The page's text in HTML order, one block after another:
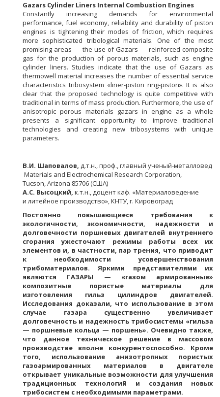
Gazars Cylinder Liners Internal Combustion Engines
Constantly increasing demands for environmental
performance, fuel economy, reliability and durability of piston
engines is tightening their modes of friction, which requires
more sophisticated tribological materials. One of the most
promising areas — the use of Gazars — reinforced composite
gas for the production of porous materials, such as engine
cylinder liners. Studies indicate that the use of Gazars as
thermowell material increases the number of essential service
characteristics tribosystem «liner-piston ring-piston». It is also
clear that the proposed technology is quite competitive with
traditional in terms of mass production. Furthermore, the use of
anisotropic porous materials gazars in engine as a whole
presents a significant opportunity to improve traditional
technologies and creating new tribosystems with unique
parameters.
В.И. Шаповалов, д.т.н., проф., главный ученый-металловед
Materials and Electrochemical Research Corporation,
Tucson, Arizona 85706 (США)
А.С. Высоцкий, к.т.н., доцент каф. «Материаловедение
и литейное производство», КНТУ, г. Кировоград
Постоянно повышающиеся требования к
экологичности, экономичности, надежности и
долговечности поршневых двигателей внутреннего
сгорания ужесточают режимы работы всех их
элементов и, в частности, пар трения, что приводит
к необходимости усовершенствования
трибоматериалов. Яркими представителями их
являются ГАЗАРЫ — «газом армированные»
композитные пористые материалы для
изготовления гильз цилиндров двигателей.
Исследования доказали, что использование в этом
случае газара существенно увеличивает
долговечность и надежность трибосистемы «гильза
— поршневые кольца — поршень». Очевидно также,
что данное техническое решение в массовом
производстве вполне конкурентоспособно. Кроме
того, использование анизотропных пористых
газоармированных материалов в двигателе
открывает уникальные возможности для улучшения
традиционных технологий и создания новых
трибосистем с необходимыми параметрами.